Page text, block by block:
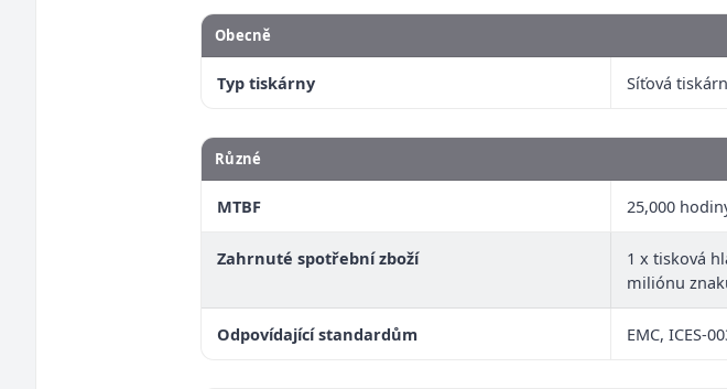
Obecně
Typ tiskárny Síťová
Různé
MTBF 25,000
Zahrnuté spotřební zboží
1 x tisková
miliónu
Odpovídající standardům EMC, ICES-